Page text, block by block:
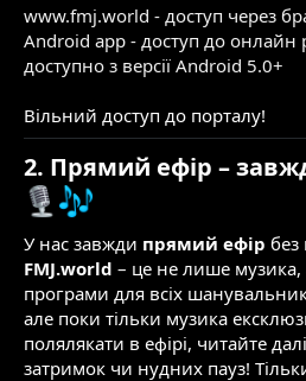
www.fmj.world - доступ через
Android app - доступ до онлайн
доступно з версії Android 5.0+
Вільний доступ до порталу!
2. Прямий ефір –
У нас завжди прямий ефір без
FMJ.world – це не лише
програми для всіх
але поки тільки музика
полялякати в ефірі, читайте
затримок чи нудних пауз!